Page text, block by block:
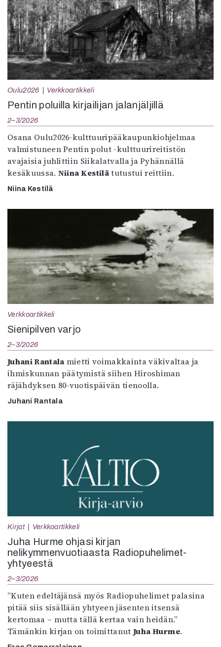
Oulu2026 Verkkoartikkeli
Pentin poluilla kirjailijan jalanjäljillä
2–3/2026
Osana Oulu2026-kulttuuripääkaupunkiohjelmaa
valmistuneen Pentin polut -kulttuurireitistön
avajaisia juhlittiin Siikalatvalla ja Pyhännällä
kesäkuussa. Niina Kestilätutustui reittiin.
Niina Kestilä
Verkkoartikkeli
Sienipilven varjo
2–3/2026
Juhani Rantala mietti voimakkainta väkivaltaa ja
ihmiskunnan päätymistä siihen Hiroshiman
räjähdyksen 80-vuotispäivän tienoolla.
Juhani Rantala
Kirjat Verkkoartikkeli
Juha Hurme ohjasi kirjan
nelikymmenvuotiaasta Radiopuhelimet-
yhtyeestä
2–3/2026
”Kuten edeltäjänsä myös Radiopuhelimet palasina
pitää siis sisällään yhtyeen jäsenten itsensä
kertomaa – mutta tällä kertaa vain heidän.”
Tämänkin kirjan on toimittanut Juha Hurme.